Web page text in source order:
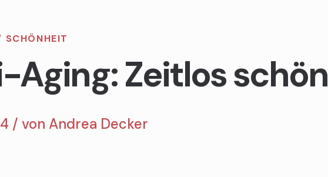
SCHÖNHEIT
Aging: Zeitlos schön
/ von Andrea Decker